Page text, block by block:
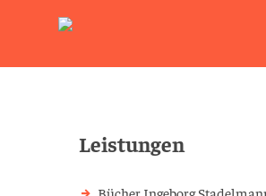
Leistungen